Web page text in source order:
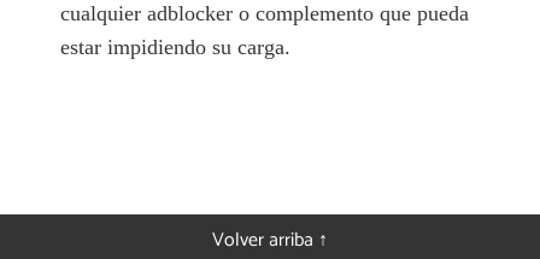
cualquier adblocker o complemento que pueda
estar impidiendo su carga.
Volver arriba ↑